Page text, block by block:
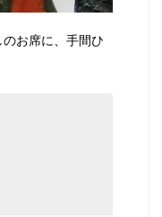
お席に、手間ひ